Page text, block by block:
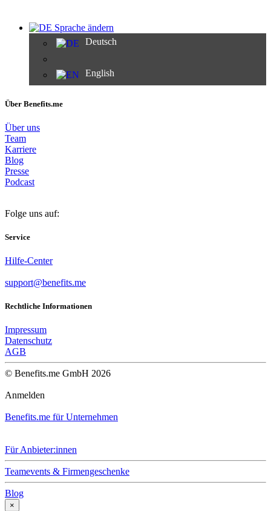
Sprache ändern
Deutsch
English
Über Benefits.me
Über uns
Team
Karriere
Blog
Presse
Podcast
Folge uns auf:
Service
Hilfe-Center
support@benefits.me
Rechtliche Informationen
Impressum
Datenschutz
AGB
© Benefits.me GmbH 2026
Anmelden
Benefits.me für Unternehmen
Für Anbieter:innen
Teamevents & Firmengeschenke
Blog
×